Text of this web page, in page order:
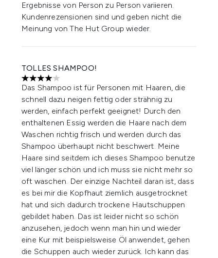
Ergebnisse von Person zu Person variieren.
Kundenrezensionen sind und geben nicht die
Meinung von The Hut Group wieder.
TOLLES SHAMPOO!
4 stars out of a maximum of 5
Das Shampoo ist für Personen mit Haaren, die
schnell dazu neigen fettig oder strähnig zu
werden, einfach perfekt geeignet! Durch den
enthaltenen Essig werden die Haare nach dem
Waschen richtig frisch und werden durch das
Shampoo überhaupt nicht beschwert. Meine
Haare sind seitdem ich dieses Shampoo benutze
viel länger schön und ich muss sie nicht mehr so
oft waschen. Der einzige Nachteil daran ist, dass
es bei mir die Kopfhaut ziemlich ausgetrocknet
hat und sich dadurch trockene Hautschuppen
gebildet haben. Das ist leider nicht so schön
anzusehen, jedoch wenn man hin und wieder
eine Kur mit beispielsweise Öl anwendet, gehen
die Schuppen auch wieder zurück. Ich kann das